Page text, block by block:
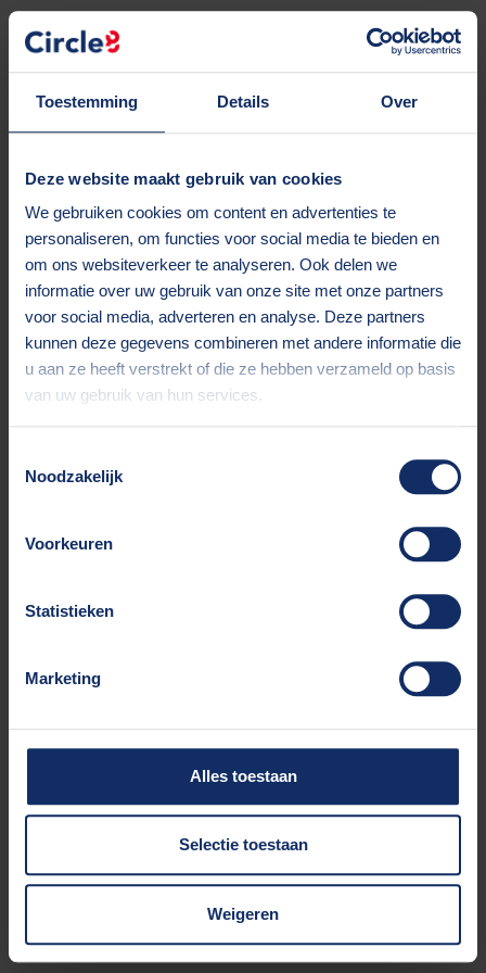
Toestemming Details Over
Deze website maakt gebruik van cookies
We gebruiken cookies om content en advertenties te
personaliseren, om functies voor social media te bieden en
om ons websiteverkeer te analyseren. Ook delen we
informatie over uw gebruik van onze site met onze partners
voor social media, adverteren en analyse. Deze partners
kunnen deze gegevens combineren met andere informatie die
u aan ze heeft verstrekt of die ze hebben verzameld op basis
van uw gebruik van hun services.
Noodzakelijk
Voorkeuren
Statistieken
Marketing
Alles toestaan
Selectie toestaan
Weigeren
Application error: a client-side exception has occurred (see the